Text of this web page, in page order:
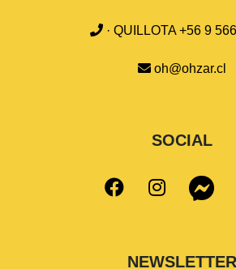
· QUILLOTA +56 9
oh@ohzar.cl
SOCIAL
NEWSLETTER